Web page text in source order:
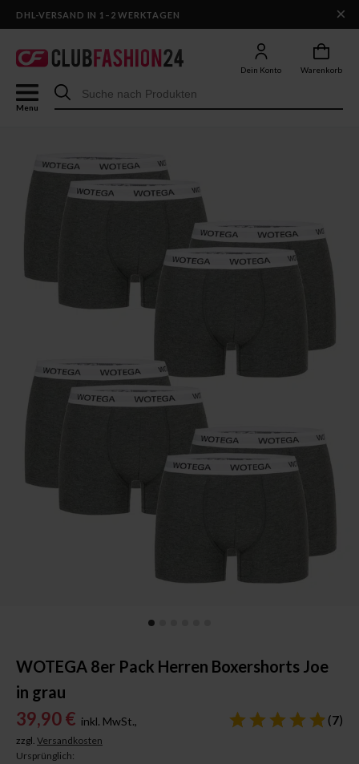
Dein Konto Warenkorb
Menu
DHL-VERSAND IN 1–2 WERKTAGEN ×
WOTEGA 8er Pack Herren Boxershorts Joe
in grau
39,90 € inkl. MwSt.,
zzgl. Versandkosten
Ursprünglich:
(7)